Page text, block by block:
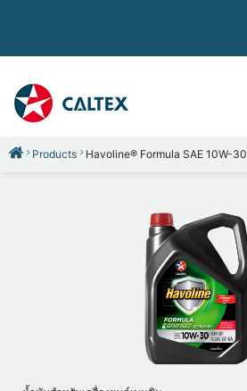
Products Havoline® Formula SAE 10W-30